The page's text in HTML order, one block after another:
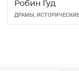
Робин Гуд
ДРАМЫ, ИСТОРИЧЕСКИЕ